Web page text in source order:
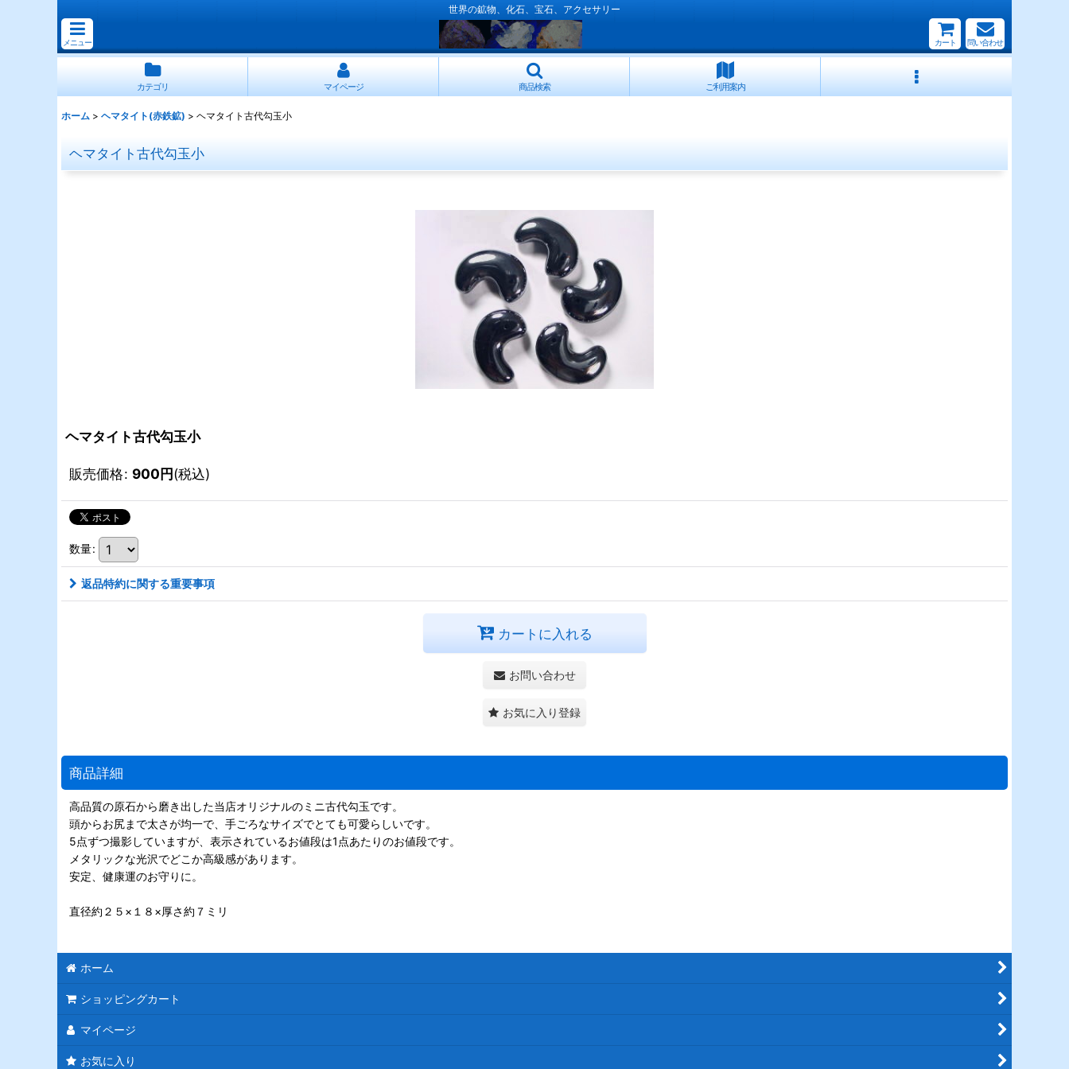
世界の鉱物、化石、宝石、アクセサリー
メニュー カート 問い合わせ
カテゴリ マイページ 商品検索 ご利用案内
ホーム > ヘマタイト(赤鉄鉱) > ヘマタイト古代勾玉小
ヘマタイト古代勾玉小
ヘマタイト古代勾玉小
販売価格: 900円(税込)
数量:
返品特約に関する重要事項
カートに入れる
お問い合わせ
お気に入り登録
商品詳細
高品質の原石から磨き出した当店オリジナルのミニ古代勾玉です。
頭からお尻まで太さが均一で、手ごろなサイズでとても可愛らしいです。
5点ずつ撮影していますが、表示されているお値段は1点あたりのお値段です。
メタリックな光沢でどこか高級感があります。
安定、健康運のお守りに。
直径約２５×１８×厚さ約７ミリ
ホーム
ショッピングカート
マイページ
お気に入り